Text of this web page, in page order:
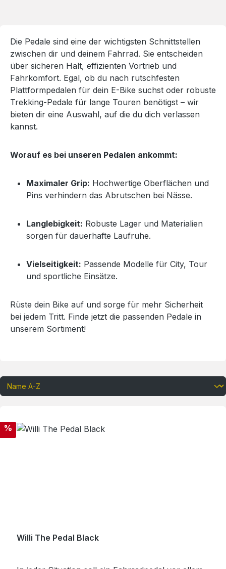
Die Pedale sind eine der wichtigsten Schnittstellen
zwischen dir und deinem Fahrrad. Sie entscheiden
über sicheren Halt, effizienten Vortrieb und
Fahrkomfort. Egal, ob du nach rutschfesten
Plattformpedalen für dein E-Bike suchst oder robuste
Trekking-Pedale für lange Touren benötigst – wir
bieten dir eine Auswahl, auf die du dich verlassen
kannst.
Worauf es bei unseren Pedalen ankommt:
Maximaler Grip: Hochwertige Oberflächen und
Pins verhindern das Abrutschen bei Nässe.
Langlebigkeit: Robuste Lager und Materialien
sorgen für dauerhafte Laufruhe.
Vielseitigkeit: Passende Modelle für City, Tour
und sportliche Einsätze.
Rüste dein Bike auf und sorge für mehr Sicherheit
bei jedem Tritt. Finde jetzt die passenden Pedale in
unserem Sortiment!
Rabatt
%
Willi The Pedal Black